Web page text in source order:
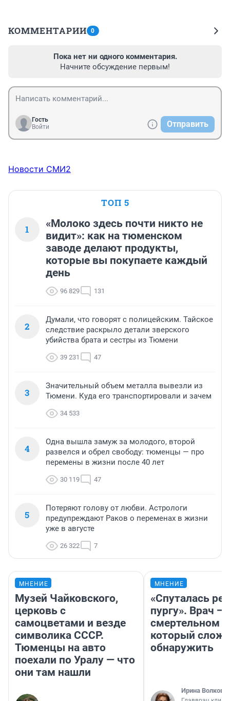
КОММЕНТАРИИ 0
Пока нет ни одного комментария.
Начните обсуждение первым!
Гость
Войти
Отправить
Новости СМИ2
ТОП 5
1
«Молоко здесь почти никто не
видит»: как на тюменском
заводе делают продукты,
которые вы покупаете каждый
день
96 829 131
2
Думали, что говорят с полицейским. Тайское
следствие раскрыло детали зверского
убийства брата и сестры из Тюмени
39 231 47
3
Значительный объем металла вывезли из
Тюмени. Куда его транспортировали и зачем
34 533
4
Одна вышла замуж за молодого, второй
развелся и обрел свободу: тюменцы — про
перемены в жизни после 40 лет
30 119 47
5
Потеряют голову от любви. Астрологи
предупреждают Раков о переменах в жизни
уже в августе
26 322 7
МНЕНИЕ
Музей Чайковского,
церковь с
самоцветами и везде
символика СССР.
Тюменцы на авто
поехали по Уралу — что
они там нашли
МНЕНИЕ
«Спуталась
пургу». Врач —
смертельном
который
обнаружить
Ирина Волкова